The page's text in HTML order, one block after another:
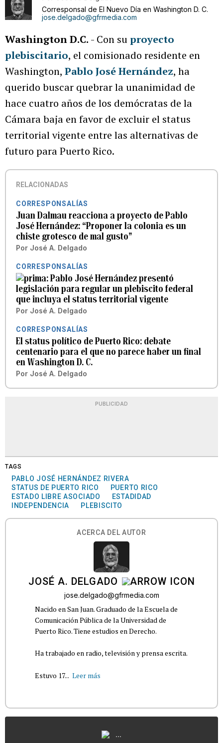
Corresponsal de El Nuevo Día en Washington D. C.
jose.delgado@gfrmedia.com
Washington D.C. - Con suproyecto
plebiscitario, el comisionado residente en
Washington, Pablo José Hernández, ha
querido buscar quebrar la unanimidad de
hace cuatro años de los demócratas de la
Cámara baja en favor de excluir el status
territorial vigente entre las alternativas de
futuro para Puerto Rico.
RELACIONADAS
CORRESPONSALÍAS
Juan Dalmau reacciona a proyecto de Pablo
José Hernández: “Proponer la colonia es un
chiste grotesco de mal gusto”
Por José A. Delgado
CORRESPONSALÍAS
Pablo José Hernández presentó
legislación para regular un plebiscito federal
que incluya el status territorial vigente
Por José A. Delgado
CORRESPONSALÍAS
El status político de Puerto Rico: debate
centenario para el que no parece haber un final
en Washington D. C.
Por José A. Delgado
PUBLICIDAD
TAGS
PABLO JOSÉ HERNÁNDEZ RIVERA
STATUS DE PUERTO RICO
PUERTO RICO
ESTADO LIBRE ASOCIADO
ESTADIDAD
INDEPENDENCIA
PLEBISCITO
ACERCA DEL AUTOR
JOSÉ A. DELGADO
jose.delgado@gfrmedia.com
Nacido en San Juan. Graduado de la Escuela de
Comunicación Pública de la Universidad de
Puerto Rico. Tiene estudios en Derecho.
Ha trabajado en radio, televisión y prensa escrita.
Estuvo 17... Leer más
...